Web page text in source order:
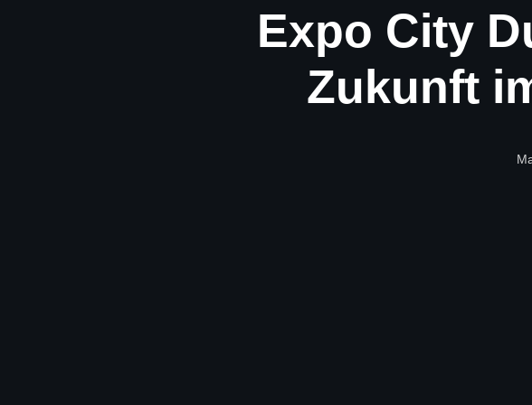
Expo City
Zukunft